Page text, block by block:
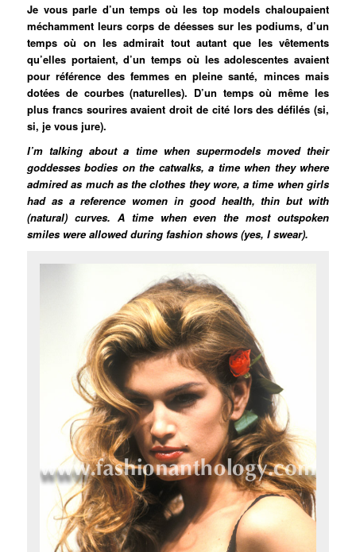
Je vous parle d’un temps où les top models chaloupaient
méchamment leurs corps de déesses sur les podiums, d’un
temps où on les admirait tout autant que les vêtements
qu’elles portaient, d’un temps où les adolescentes avaient
pour référence des femmes en pleine santé, minces mais
dotées de courbes (naturelles). D’un temps où même les
plus francs sourires avaient droit de cité lors des défilés (si,
si, je vous jure).
I’m talking about a time when supermodels moved their
goddesses bodies on the catwalks, a time when they where
admired as much as the clothes they wore, a time when girls
had as a reference women in good health, thin but with
(natural) curves. A time when even the most outspoken
smiles were allowed during fashion shows (yes, I swear).